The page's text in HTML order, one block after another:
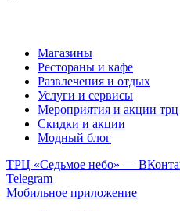
Магазины
Рестораны и кафе
Развлечения и отдых
Услуги и сервисы
Мероприятия и акции трц
Скидки и акции
Модный блог
ТРЦ «Седьмое небо» —
Telegram
Мобильное приложение